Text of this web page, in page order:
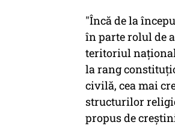
"Încă de la
în parte rolul de
teritoriul
la rang
civilă, cea mai
structurilor
propus de